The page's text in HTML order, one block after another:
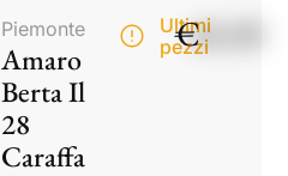
Piemonte
Amaro
Berta Il
28
Caraffa
Ultimi
pezzi
€40,00